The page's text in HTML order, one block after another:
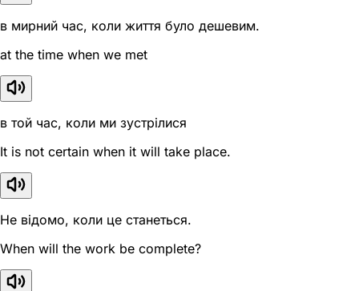
в мирний час, коли життя було дешевим.
at the time when we met
в той час, коли ми зустрілися
It is not certain when it will take place.
Не відомо, коли це станеться.
When will the work be complete?